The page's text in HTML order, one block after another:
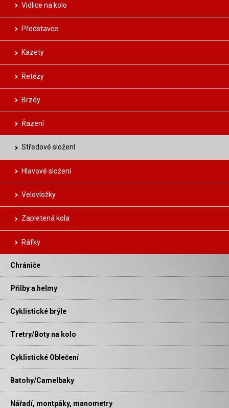
Vidlice na kolo
Představce
Kazety
Řetězy
Brzdy
Řazení
Středové složení
Hlavové složení
Velovložky
Zapletená kola
Ráfky
Chrániče
Přilby a helmy
Cyklistické brýle
Tretry/Boty na kolo
Cyklistické Oblečení
Batohy/Camelbaky
Nářadí, montpáky, manometry